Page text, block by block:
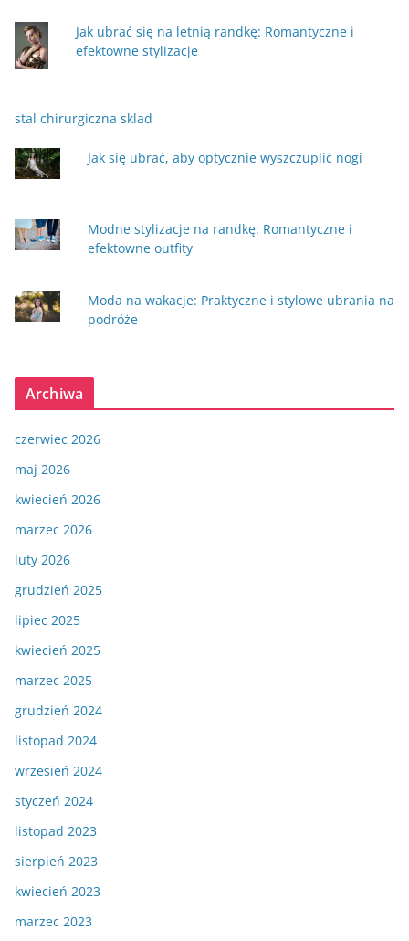
Jak ubrać się na letnią randkę: Romantyczne i
efektowne stylizacje
stal chirurgiczna sklad
Jak się ubrać, aby optycznie wyszczuplić nogi
Modne stylizacje na randkę: Romantyczne i
efektowne outfity
Moda na wakacje: Praktyczne i stylowe ubrania na
podróże
Archiwa
czerwiec 2026
maj 2026
kwiecień 2026
marzec 2026
luty 2026
grudzień 2025
lipiec 2025
kwiecień 2025
marzec 2025
grudzień 2024
listopad 2024
wrzesień 2024
styczeń 2024
listopad 2023
sierpień 2023
kwiecień 2023
marzec 2023